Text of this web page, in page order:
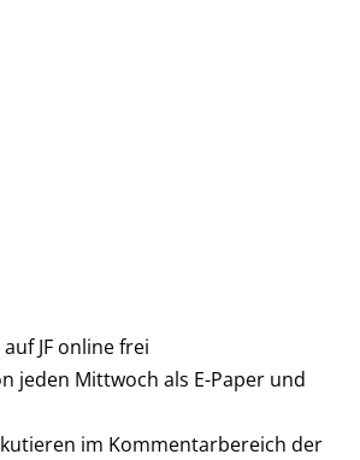
JF online frei
jeden Mittwoch als E-Paper und
im Kommentarbereich der